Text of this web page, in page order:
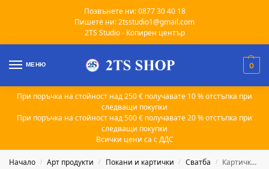
Позвънете ни: 0877 30 40 18
Пишете ни: 2tsstudio1@gmail.com
2TS Studio - Копирен център
МЕНЮ 0
При поръчка на стойност над 250 € получавате 10 % отстъпка при
следващи покупки
При поръчка на стойност над 500 € получавате 20 % отстъпка при
следващи покупки
Всички цени са с ДДС
Начало / Арт продукти / Покани и картички / Сватба / Картичка 1